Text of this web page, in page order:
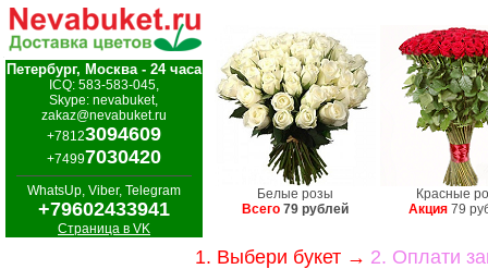
Петербург, Москва - 24 часа
ICQ: 583-583-045,
Skype: nevabuket,
zakaz@nevabuket.ru
+78123094609
+74997030420
WhatsUp, Viber, Telegram
+79602433941
Страница в VK
Белые розы
Всего 79 рублей
Красные
Акция 79
1. Выбери букет → 2. Оплати